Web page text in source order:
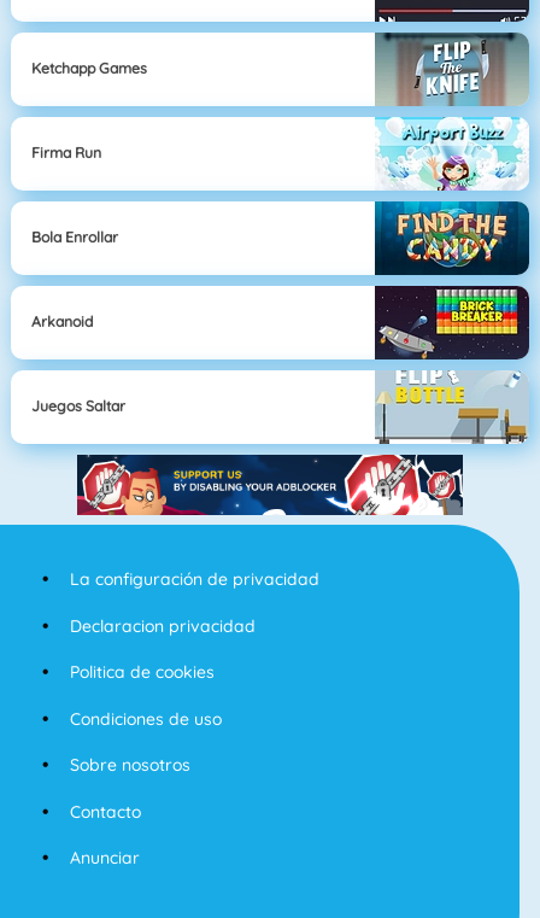
Ketchapp Games
Firma Run
Bola Enrollar
Arkanoid
Juegos Saltar
La configuración de privacidad
Declaracion privacidad
Politica de cookies
Condiciones de uso
Sobre nosotros
Contacto
Anunciar